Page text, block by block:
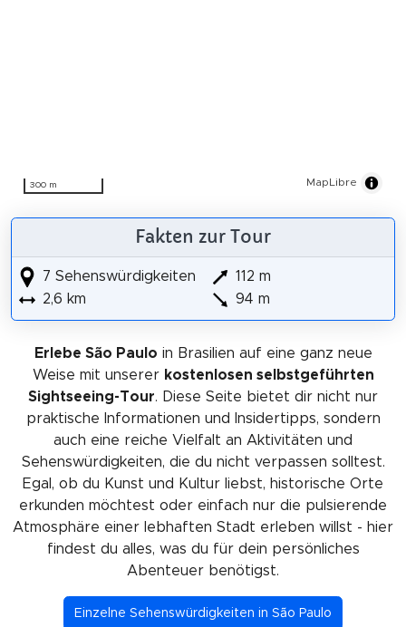
300 m MapLibre
Fakten zur Tour
7 Sehenswürdigkeiten
2,6 km
112 m
94 m
Erlebe São Paulo in Brasilien auf eine ganz neue
Weise mit unserer kostenlosen selbstgeführten
Sightseeing-Tour. Diese Seite bietet dir nicht nur
praktische Informationen und Insidertipps, sondern
auch eine reiche Vielfalt an Aktivitäten und
Sehenswürdigkeiten, die du nicht verpassen solltest.
Egal, ob du Kunst und Kultur liebst, historische Orte
erkunden möchtest oder einfach nur die pulsierende
Atmosphäre einer lebhaften Stadt erleben willst - hier
findest du alles, was du für dein persönliches
Abenteuer benötigst.
Einzelne Sehenswürdigkeiten in São Paulo